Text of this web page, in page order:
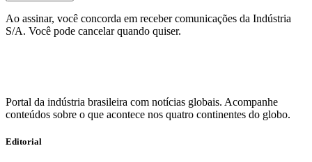
Ao assinar, você concorda em receber comunicações da Indústria
S/A. Você pode cancelar quando quiser.
Portal da indústria brasileira com notícias globais. Acompanhe
conteúdos sobre o que acontece nos quatro continentes do globo.
Editorial